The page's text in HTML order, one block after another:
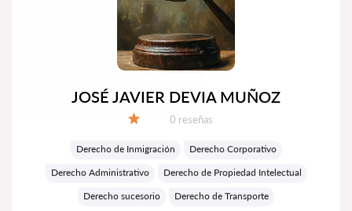
JOSÉ JAVIER DEVIA MUÑOZ
Número de reseñas:
0 reseñas
Derecho de Inmigración
Derecho Corporativo
Derecho Administrativo
Derecho de Propiedad Intelectual
Derecho sucesorio
Derecho de Transporte